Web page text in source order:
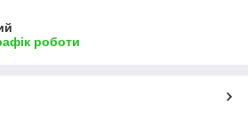
роботи